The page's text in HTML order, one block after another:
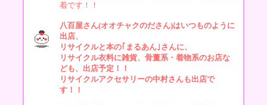
着です！！
八百屋さん(オオチャクのださん)はいつものように
出店、
リサイクルと本の｢まるあん｣さんに、
リサイクル衣料に雑貨、骨董系・着物系のお店な
ども、出店予定！！
リサイクルアクセサリーの中村さんも出店で
す！！